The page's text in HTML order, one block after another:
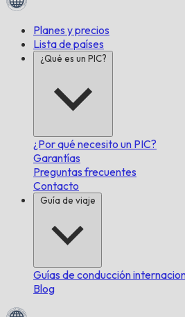
Planes y precios
Lista de países
¿Qué es un PIC?
¿Por qué necesito un PIC?
Garantías
Preguntas frecuentes
Contacto
Guía de viaje
Guías de conducción
Blog